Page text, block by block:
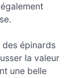
épinards
la valeur
une belle